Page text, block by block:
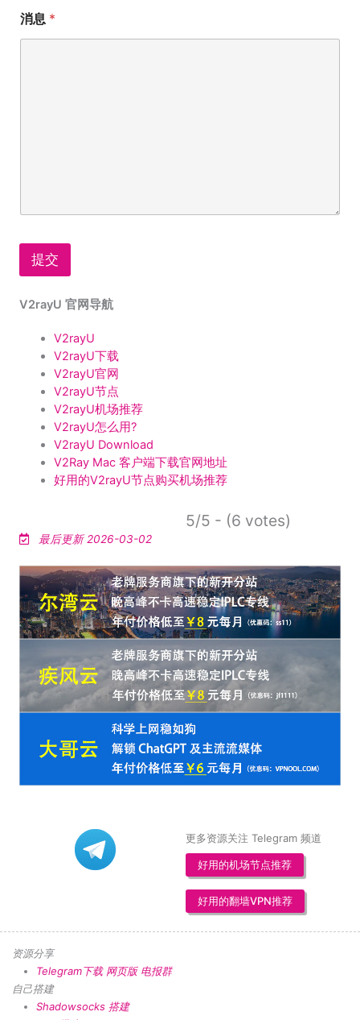
消息 *
提交
V2rayU 官网导航
V2rayU
V2rayU下载
V2rayU官网
V2rayU节点
V2rayU机场推荐
V2rayU怎么用?
V2rayU Download
V2Ray Mac 客户端下载官网地址
好用的V2rayU节点购买机场推荐
5/5 - (6 votes)
最后更新 2026-03-02
更多资源关注 Telegram 频道
好用的机场节点推荐
好用的翻墙VPN推荐
资源分享
Telegram下载 网页版 电报群
自己搭建
Shadowsocks 搭建